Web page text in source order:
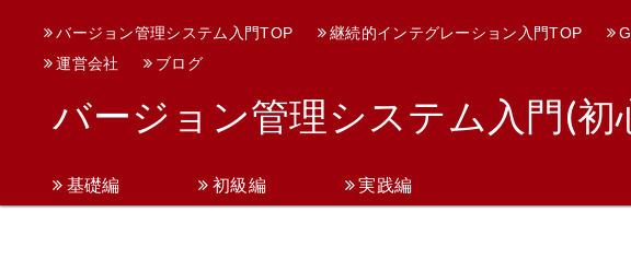
バージョン管理システム入門TOP 継続的インテグレーション入門TOP
運営会社
ブログ
バージョン管理システム入門(初
基礎編 初級編 実践編